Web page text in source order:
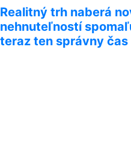
Realitný trh naberá
nehnuteľností
teraz ten správny čas